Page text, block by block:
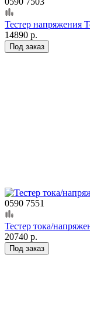
Тестер напряжения
14890 р.
Под заказ
0590 7551
Тестер тока/
20740 р.
Под заказ